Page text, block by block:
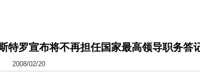
特罗宣布将不再担任国家最高领导职务答
2008/02/20